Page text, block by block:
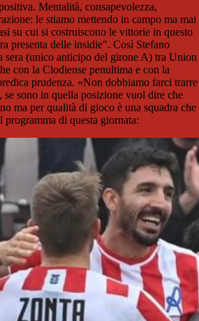
Mentalità, consapevolezza,
le stiamo mettendo in campo ma mai
su cui si costruiscono le vittorie in questo
presenta delle insidie". Così Stefano
sera (unico anticipo del girone A) tra Union
con la Clodiense penultima e con la
prudenza. «Non dobbiamo farci trarre
sono in quella posizione vuol dire che
ma per qualità di gioco è una squadra che
di questa giornata: